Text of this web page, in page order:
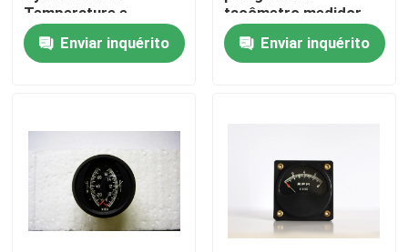
Contacte-nos
Os aviões migram instrumentos
Instrumentos do giroscópio dos aviões
Temperature e
tacômetro indicador
RC2-8070FEnviar inquérito
tacômetro medidor,
medidores de
combinação de
aeronaves RE1-8017F
Enviar inquérito